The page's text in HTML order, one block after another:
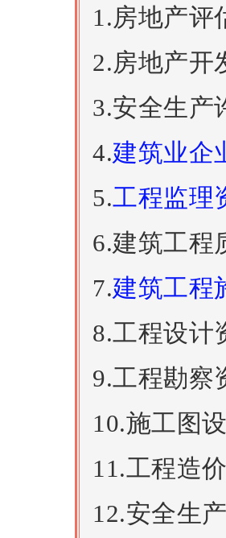
1.房地产评
2.房地产开
3.安全生产
4.建筑业企
5.工程监理
6.建筑工程
7.建筑工程
8.工程设计
9.工程勘察
10.施工图
11.工程造
12.安全生